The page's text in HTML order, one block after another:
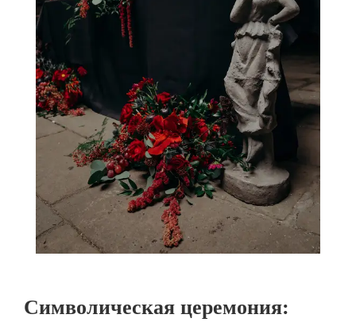
Символическая церемония: